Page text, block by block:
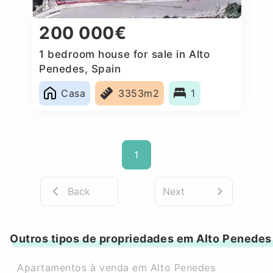
200 000€
1 bedroom house for sale in Alto
Penedes, Spain
Casa
3353m2 1
1
Back Next
Outros tipos de propriedades em Alto Penedes
Apartamentos à venda em Alto Penedes